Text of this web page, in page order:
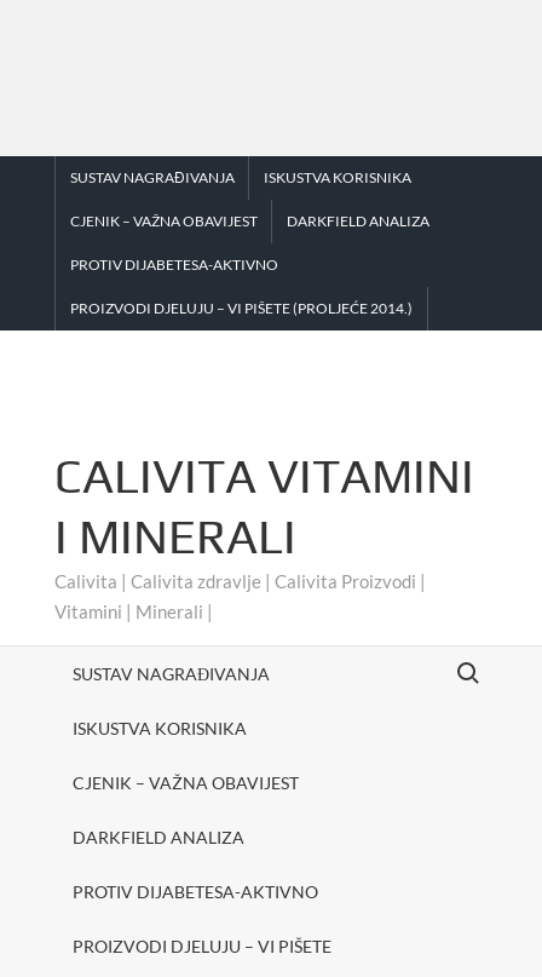
SUSTAV NAGRAĐIVANJA ISKUSTVA KORISNIKA
CJENIK – VAŽNA OBAVIJEST DARKFIELD ANALIZA
PROTIV DIJABETESA-AKTIVNO
PROIZVODI DJELUJU – VI PIŠETE (PROLJEĆE 2014.)
CALIVITA VITAMINI
I MINERALI
Calivita | Calivita zdravlje | Calivita Proizvodi |
Vitamini | Minerali |
SUSTAV NAGRAĐIVANJA
ISKUSTVA KORISNIKA
CJENIK – VAŽNA OBAVIJEST
DARKFIELD ANALIZA
PROTIV DIJABETESA-AKTIVNO
PROIZVODI DJELUJU – VI PIŠETE
Search for: